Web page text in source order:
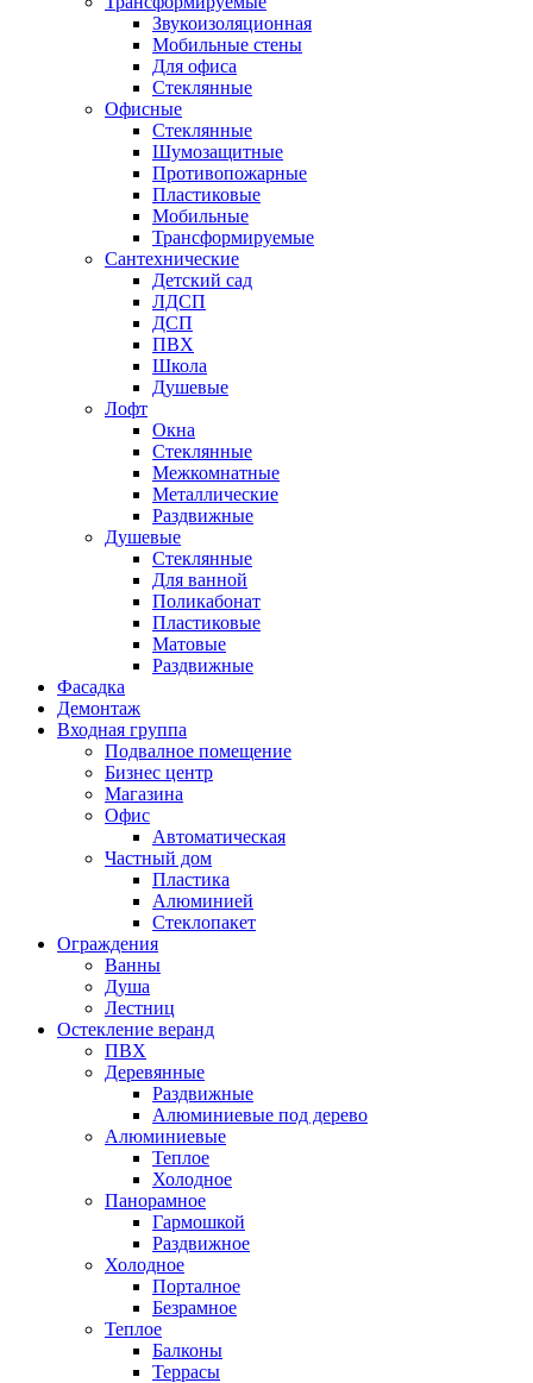
Звукоизоляционная
Мобильные стены
Для офиса
Стеклянные
Офисные
Стеклянные
Шумозащитные
Противопожарные
Пластиковые
Мобильные
Трансформируемые
Сантехнические
Детский сад
ЛДСП
ДСП
ПВХ
Школа
Душевые
Лофт
Окна
Стеклянные
Межкомнатные
Металлические
Раздвижные
Душевые
Стеклянные
Для ванной
Поликабонат
Пластиковые
Матовые
Раздвижные
Фасадка
Демонтаж
Входная группа
Подвалное помещение
Бизнес центр
Магазина
Офис
Автоматическая
Частный дом
Пластика
Алюминией
Стеклопакет
Ограждения
Ванны
Душа
Лестниц
Остекление веранд
ПВХ
Деревянные
Раздвижные
Алюминиевые под дерево
Алюминиевые
Теплое
Холодное
Панорамное
Гармошкой
Раздвижное
Холодное
Порталное
Безрамное
Теплое
Балконы
Террасы